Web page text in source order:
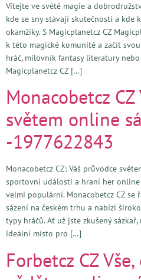
Vítejte ve světě magie a
kde se sny stávají skutečností a kde
okamžiky. S Magicplanetcz CZ
k této magické komunitě a začít
hráč, milovník fantasy literatury
Magicplanetcz CZ […]
Monacobetcz
světem online
-1977622843
Monacobetcz CZ: Váš průvodce
sportovní události a hraní her
velmi populární. Monacobetcz CZ
sázení na českém trhu a nabízí
typy hráčů. Ať už jste zkušený
ideální místo pro […]
Forbetcz CZ